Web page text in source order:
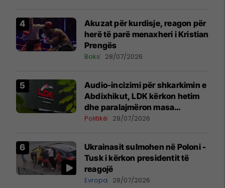
Akuzat për kurdisje, reagon për
herë të parë menaxheri i Kristian
Prengës
Boks 28/07/2026
Audio-incizimi për shkarkimin e
Abdixhikut, LDK kërkon hetim
dhe paralajmëron masa
disiplinore
Politikë 29/07/2026
Ukrainasit sulmohen në Poloni -
Tusk i kërkon presidentit të
reagojë
Evropa 28/07/2026